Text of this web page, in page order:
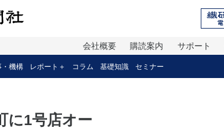
サポート
購読案内
会社概要
・機構 レポート＋ コラム 基礎知識 セミナー
に1号店オー